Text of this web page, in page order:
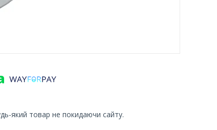
який товар не покидаючи сайту.